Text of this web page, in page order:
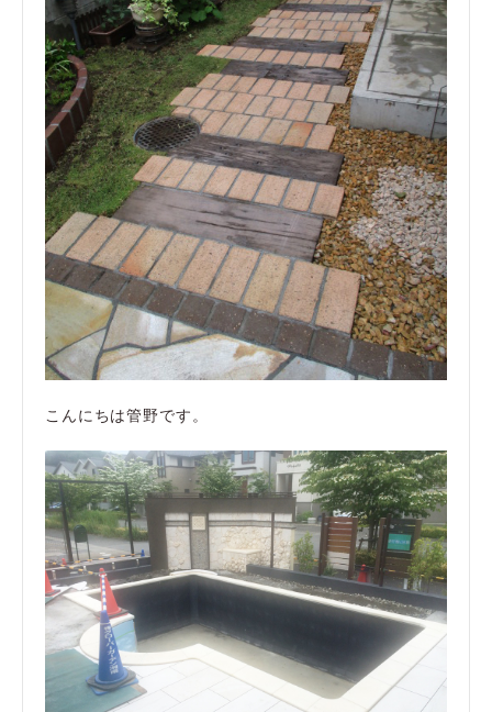
こんにちは管野です。